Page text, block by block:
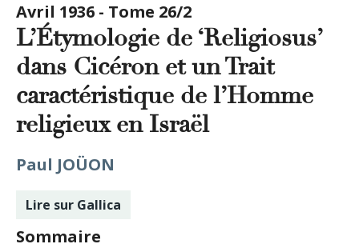
Avril 1936 - Tome 26/2
L’Étymologie de ‘Religiosus’
dans Cicéron et un Trait
caractéristique de l’Homme
religieux en Israël
Paul JOÜON
Lire sur Gallica
Sommaire